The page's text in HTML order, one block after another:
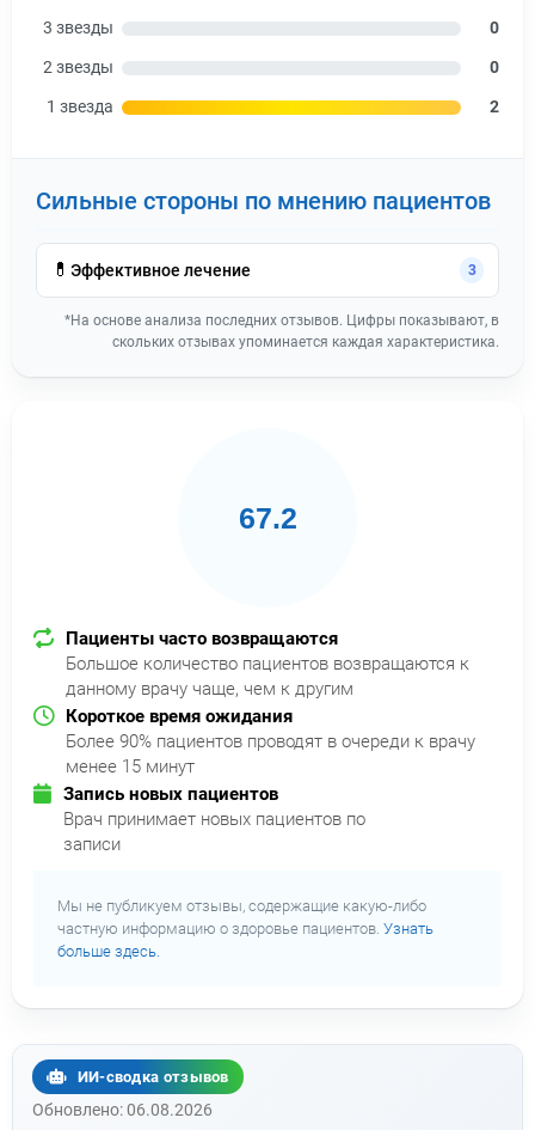
3 звезды 0
2 звезды 0
1 звезда 2
Сильные стороны по мнению пациентов
💊 Эффективное лечение 3
*На основе анализа последних отзывов. Цифры показывают, в
скольких отзывах упоминается каждая характеристика.
67.2
Пациенты часто возвращаются
Большое количество пациентов возвращаются к
данному врачу чаще, чем к другим
Короткое время ожидания
Более 90% пациентов проводят в очереди к врачу
менее 15 минут
Запись новых пациентов
Врач принимает новых пациентов по
записи
Мы не публикуем отзывы, содержащие какую-либо
частную информацию о здоровье пациентов. Узнать
больше здесь.
ИИ-сводка отзывов
Обновлено: 06.08.2026